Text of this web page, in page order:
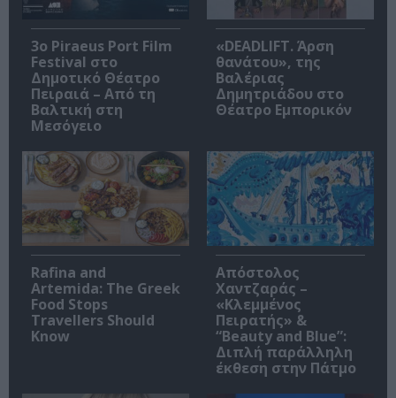
3o Piraeus Port Film
Festival στο
Δημοτικό Θέατρο
Πειραιά – Από τη
Βαλτική στη
Μεσόγειο
«DEADLIFT. Άρση
θανάτου», της
Βαλέριας
Δημητριάδου στο
Θέατρο Εμπορικόν
Rafina and
Artemida: The Greek
Food Stops
Travellers Should
Know
Απόστολος
Χαντζαράς –
«Κλεμμένος
Πειρατής» &
“Beauty and Blue”:
Διπλή παράλληλη
έκθεση στην Πάτμο